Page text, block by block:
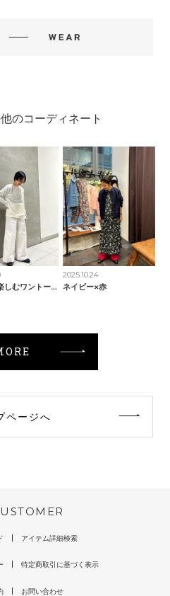
のコーディネート
素材感を楽しむワントーンコーデ
2025.10.24
ネイビー×赤
ページへ
アイテム詳細検索
特定商取引に基づく表示
お問い合わせ